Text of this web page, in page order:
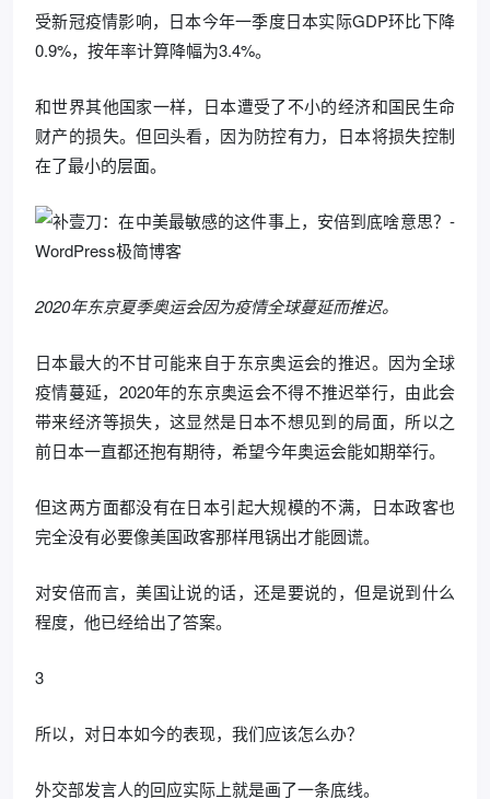
受新冠疫情影响，日本今年一季度日本实际GDP环比下降
0.9%，按年率计算降幅为3.4%。
和世界其他国家一样，日本遭受了不小的经济和国民生命
财产的损失。但回头看，因为防控有力，日本将损失控制
在了最小的层面。
2020年东京夏季奥运会因为疫情全球蔓延而推迟。
日本最大的不甘可能来自于东京奥运会的推迟。因为全球
疫情蔓延，2020年的东京奥运会不得不推迟举行，由此会
带来经济等损失，这显然是日本不想见到的局面，所以之
前日本一直都还抱有期待，希望今年奥运会能如期举行。
但这两方面都没有在日本引起大规模的不满，日本政客也
完全没有必要像美国政客那样甩锅出才能圆谎。
对安倍而言，美国让说的话，还是要说的，但是说到什么
程度，他已经给出了答案。
3
所以，对日本如今的表现，我们应该怎么办？
外交部发言人的回应实际上就是画了一条底线。